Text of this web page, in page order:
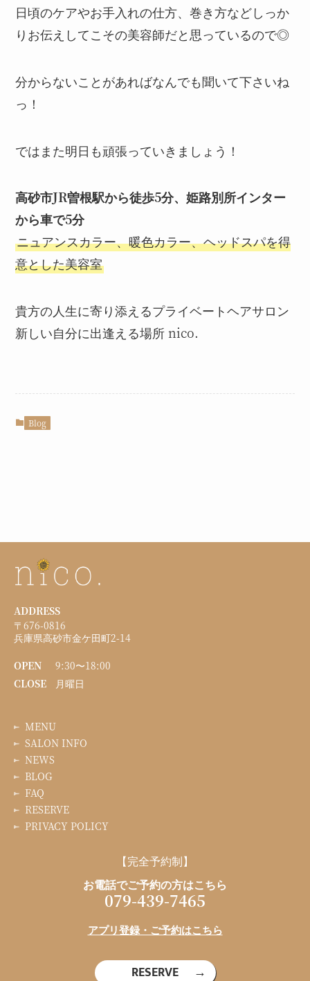
日頃のケアやお手入れの仕方、巻き方などしっか
りお伝えしてこその美容師だと思っているので◎
分からないことがあればなんでも聞いて下さいね
っ！
ではまた明日も頑張っていきましょう！
高砂市JR曽根駅から徒歩5分、姫路別所インター
から車で5分
ニュアンスカラー、暖色カラー、ヘッドスパを得
意とした美容室
貴方の人生に寄り添えるプライベートヘアサロン
新しい自分に出逢える場所 nico.
Blog
ADDRESS
〒676-0816
兵庫県高砂市金ケ田町2-14
OPEN
9:30〜18:00
CLOSE
月曜日
MENU
SALON INFO
NEWS
BLOG
FAQ
RESERVE
PRIVACY POLICY
【完全予約制】
お電話でご予約の方はこちら
079-439-7465
アプリ登録・ご予約はこちら
RESERVE